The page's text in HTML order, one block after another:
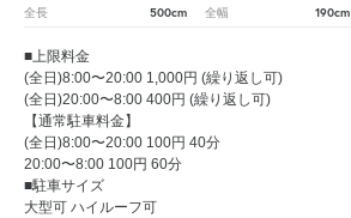
全長 500cm 全幅 190cm
■上限料金
(全日)8:00〜20:00 1,000円 (繰り返し可)
(全日)20:00〜8:00 400円 (繰り返し可)
【通常駐車料金】
(全日)8:00〜20:00 100円 40分
20:00〜8:00 100円 60分
■駐車サイズ
大型可 ハイルーフ可